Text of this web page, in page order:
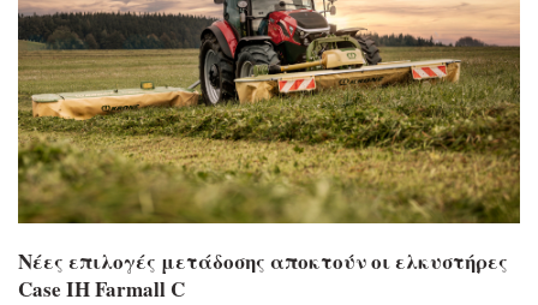
Νέες επιλογές μετάδοσης αποκτούν οι ελκυστήρες
Case IH Farmall C